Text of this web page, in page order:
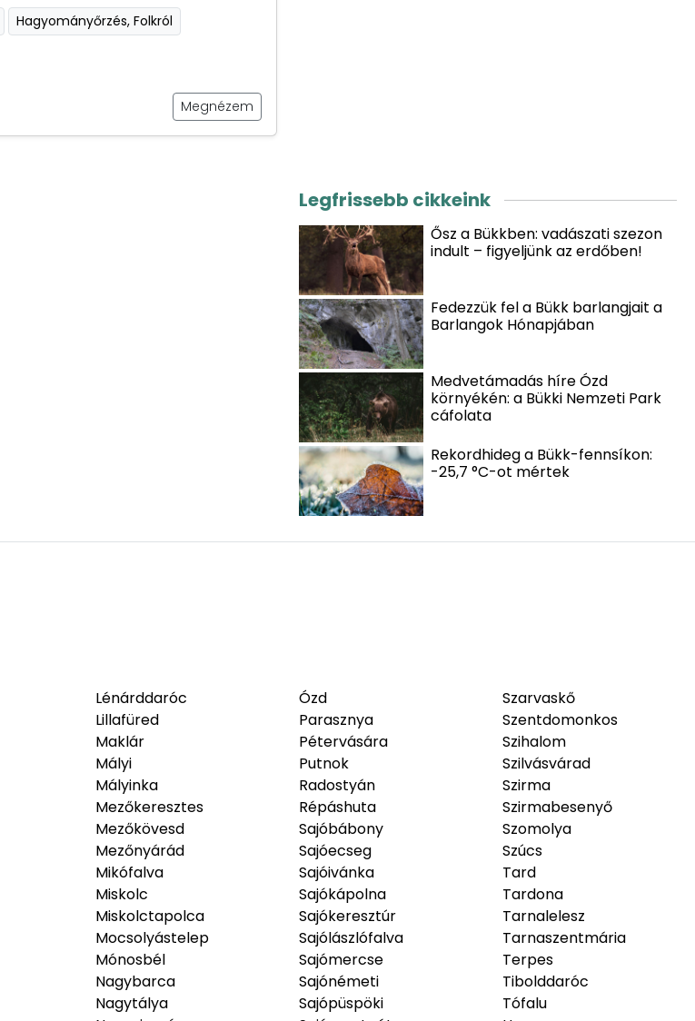
Hagyományőrzés, Folkról
Megnézem
Legfrissebb cikkeink
Ősz a Bükkben: vadászati szezon
indult – figyeljünk az erdőben!
Fedezzük fel a Bükk barlangjait a
Barlangok Hónapjában
Medvetámadás híre Ózd
környékén: a Bükki Nemzeti Park
cáfolata
Rekordhideg a Bükk-fennsíkon:
-25,7 °C-ot mértek
Lénárddaróc
Lillafüred
Maklár
Mályi
Mályinka
Mezőkeresztes
Mezőkövesd
Mezőnyárád
Mikófalva
Miskolc
Miskolctapolca
Mocsolyástelep
Mónosbél
Nagybarca
Nagytálya
Ózd
Parasznya
Pétervására
Putnok
Radostyán
Répáshuta
Sajóbábony
Sajóecseg
Sajóivánka
Sajókápolna
Sajókeresztúr
Sajólászlófalva
Sajómercse
Sajónémeti
Sajópüspöki
Szarvaskő
Szentdomonkos
Szihalom
Szilvásvárad
Szirma
Szirmabesenyő
Szomolya
Szúcs
Tard
Tardona
Tarnalelesz
Tarnaszentmária
Terpes
Tibolddaróc
Tófalu